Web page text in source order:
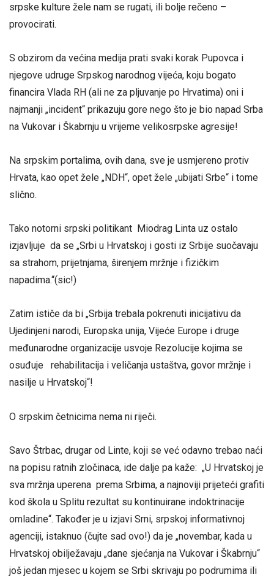
srpske kulture žele nam se rugati, ili bolje rečeno –
provocirati.
S obzirom da većina medija prati svaki korak Pupovca i
njegove udruge Srpskog narodnog vijeća, koju bogato
financira Vlada RH (ali ne za pljuvanje po Hrvatima) oni i
najmanji „incident“ prikazuju gore nego što je bio napad Srba
na Vukovar i Škabrnju u vrijeme velikosrpske agresije!
Na srpskim portalima, ovih dana, sve je usmjereno protiv
Hrvata, kao opet žele „NDH“, opet žele „ubijati Srbe“ i tome
slično.
Tako notorni srpski politikant Miodrag Linta uz ostalo
izjavljuje da se „Srbi u Hrvatskoj i gosti iz Srbije suočavaju
sa strahom, prijetnjama, širenjem mržnje i fizičkim
napadima.“(sic!)
Zatim ističe da bi „Srbija trebala pokrenuti inicijativu da
Ujedinjeni narodi, Europska unija, Vijeće Europe i druge
međunarodne organizacije usvoje Rezolucije kojima se
osuđuje rehabilitacija i veličanja ustaštva, govor mržnje i
nasilje u Hrvatskoj“!
O srpskim četnicima nema ni riječi.
Savo Štrbac, drugar od Linte, koji se već odavno trebao naći
na popisu ratnih zločinaca, ide dalje pa kaže: „U Hrvatskoj je
sva mržnja uperena prema Srbima, a najnoviji prijeteći grafiti
kod škola u Splitu rezultat su kontinuirane indoktrinacije
omladine“. Također je u izjavi Srni, srpskoj informativnoj
agenciji, istaknuo (čujte sad ovo!) da je „novembar, kada u
Hrvatskoj obilježavaju „dane sjećanja na Vukovar i Škabrnju“
još jedan mjesec u kojem se Srbi skrivaju po podrumima ili